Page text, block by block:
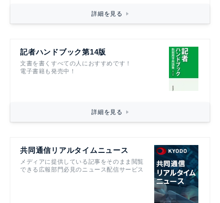
詳細を見る
記者ハンドブック第14版
文書を書くすべての人におすすめです！
電子書籍も発売中！
詳細を見る
共同通信リアルタイムニュース
メディアに提供している記事をそのまま閲覧
できる広報部門必見のニュース配信サービス